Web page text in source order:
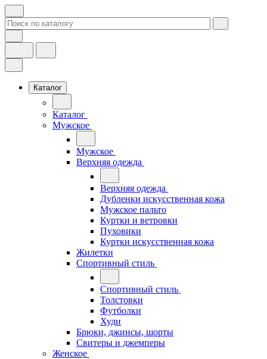
Каталог
Каталог
Мужское
Мужское
Верхняя одежда
Верхняя одежда
Дубленки искусственная кожа
Мужское пальто
Куртки и ветровки
Пуховики
Куртки искусственная кожа
Жилетки
Спортивный стиль
Спортивный стиль
Толстовки
Футболки
Худи
Брюки, джинсы, шорты
Свитеры и джемперы
Женское